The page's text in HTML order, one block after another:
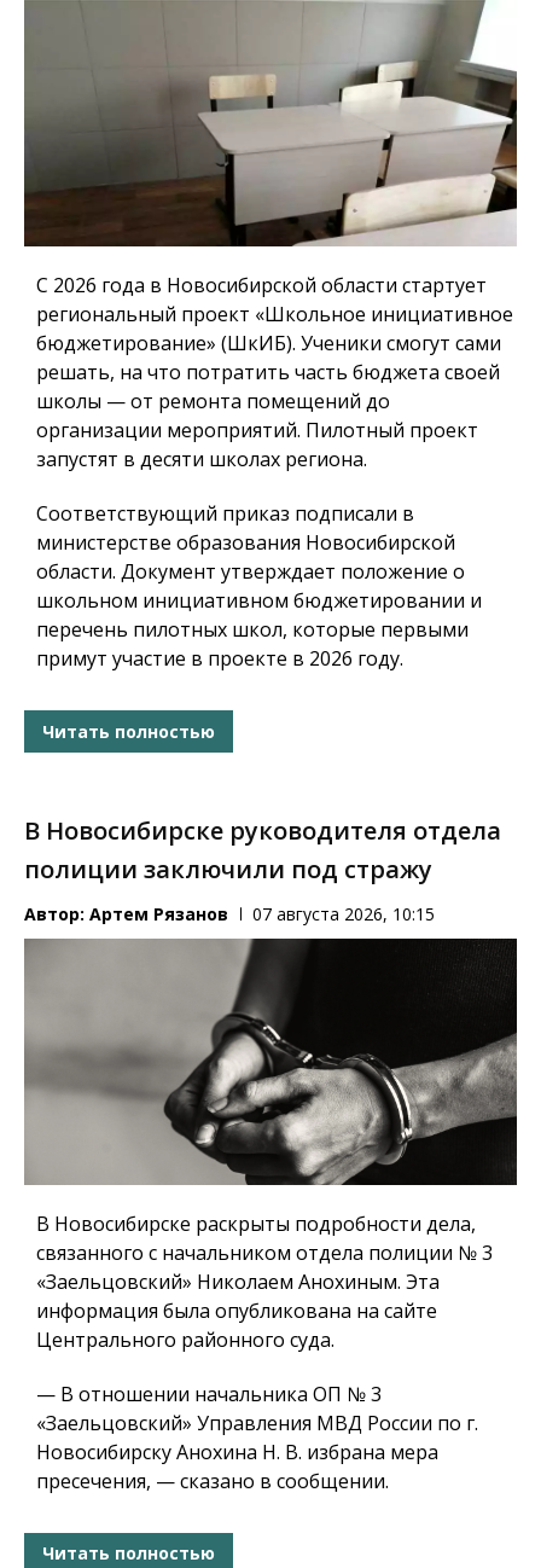
С 2026 года в Новосибирской области стартует
региональный проект «Школьное инициативное
бюджетирование» (ШкИБ). Ученики смогут сами
решать, на что потратить часть бюджета своей
школы — от ремонта помещений до
организации мероприятий. Пилотный проект
запустят в десяти школах региона.
Соответствующий приказ подписали в
министерстве образования Новосибирской
области. Документ утверждает положение о
школьном инициативном бюджетировании и
перечень пилотных школ, которые первыми
примут участие в проекте в 2026 году.
Читать полностью
В Новосибирске руководителя отдела
полиции заключили под стражу
Автор: Артем Рязанов 07 августа 2026, 10:15
В Новосибирске раскрыты подробности дела,
связанного с начальником отдела полиции № 3
«Заельцовский» Николаем Анохиным. Эта
информация была опубликована на сайте
Центрального районного суда.
— В отношении начальника ОП № 3
«Заельцовский» Управления МВД России по г.
Новосибирску Анохина Н. В. избрана мера
пресечения, — сказано в сообщении.
Читать полностью